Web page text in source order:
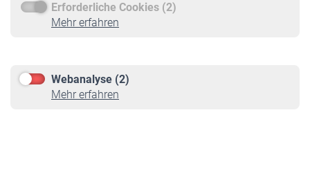
Erforderliche Cookies (2)
Mehr erfahren
Webanalyse (2)
Mehr erfahren
Service
Informationen
Online-Rechner
VBLnewsletter